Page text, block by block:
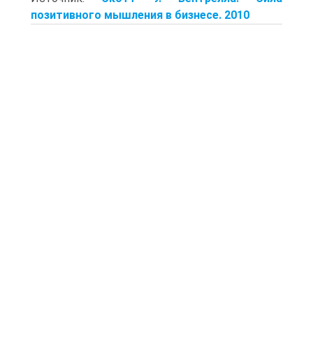
позитивного мышления в бизнесе. 2010